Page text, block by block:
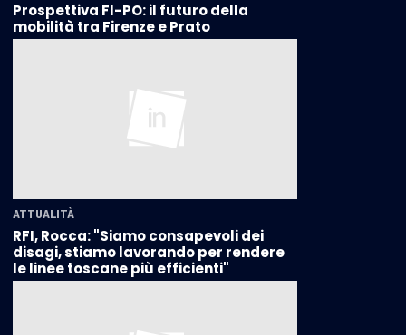
Prospettiva FI-PO: il futuro della
mobilità tra Firenze e Prato
ATTUALITÀ
RFI, Rocca: "Siamo consapevoli dei
disagi, stiamo lavorando per rendere
le linee toscane più efficienti"